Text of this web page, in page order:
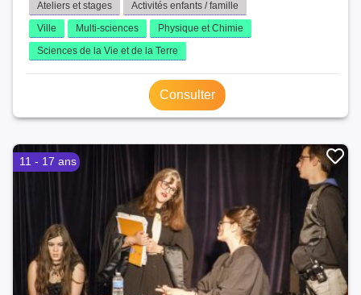
Ateliers et stages
Activités enfants / famille
Ville
Multi-sciences
Physique et Chimie
Sciences de la Vie et de la Terre
Consulter
11 - 17 ans